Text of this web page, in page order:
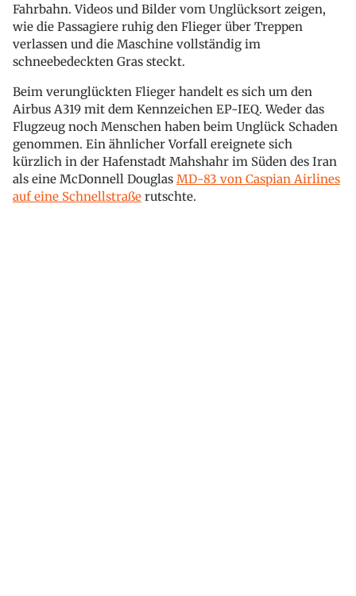
Fahrbahn. Videos und Bilder vom Unglücksort zeigen,
wie die Passagiere ruhig den Flieger über Treppen
verlassen und die Maschine vollständig im
schneebedeckten Gras steckt.
Beim verunglückten Flieger handelt es sich um den
Airbus A319 mit dem Kennzeichen EP-IEQ. Weder das
Flugzeug noch Menschen haben beim Unglück Schaden
genommen. Ein ähnlicher Vorfall ereignete sich
kürzlich in der Hafenstadt Mahshahr im Süden des Iran
als eine McDonnell Douglas MD-83 von Caspian Airlines
auf eine Schnellstraße rutschte.